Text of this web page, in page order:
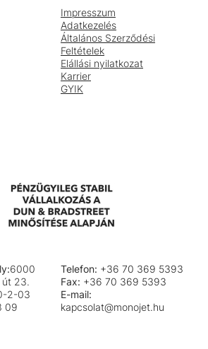
Impresszum
Adatkezelés
Általános Szerződési
Feltételek
Elállási nyilatkozat
Karrier
GYIK
6000
út 23.
2-03
09
Telefon: +36 70 369 5393
Fax: +36 70 369 5393
E-mail:
kapcsolat@monojet.hu